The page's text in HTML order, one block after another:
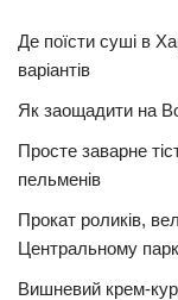
Де поїсти суші в
варіантів
Як заощадити на
Просте заварне
пельменів
Прокат роликів,
Центральному
Вишневий крем-